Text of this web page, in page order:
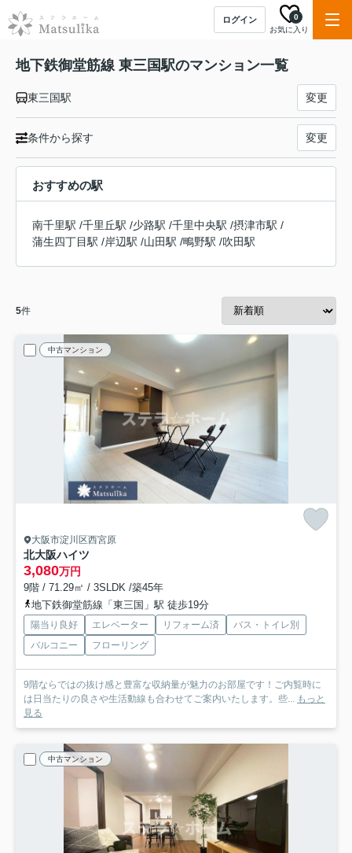
ログイン
お気に入り
0
地下鉄御堂筋線 東三国駅のマンション一覧
東三国駅 変更
条件から探す 変更
おすすめの駅
南千里駅 /千里丘駅 /少路駅 /千里中央駅 /摂津市駅 /
蒲生四丁目駅 /岸辺駅 /山田駅 /鴫野駅 /吹田駅
5件
中古マンション
大阪市淀川区西宮原
北大阪ハイツ
3,080万円
9階 / 71.29㎡ / 3SLDK /築45年
地下鉄御堂筋線「東三国」駅 徒歩19分
陽当り良好 エレベーター リフォーム済
バス・トイレ別
バルコニー
フローリング
9階ならではの抜け感と豊富な収納量が魅力のお部屋です！ご内覧時に
は日当たりの良さや生活動線も合わせてご案内いたします。些... もっと
見る
中古マンション